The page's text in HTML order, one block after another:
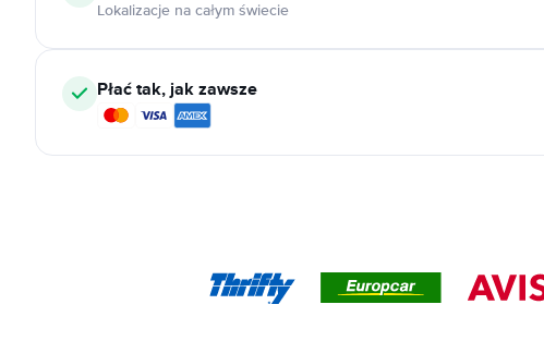
Lokalizacje na całym świecie
Płać tak, jak zawsze